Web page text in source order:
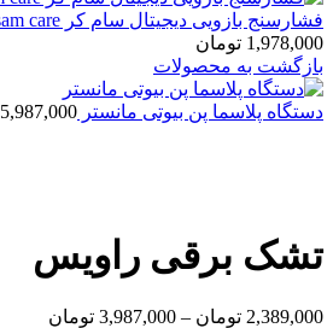
فشارسنج بازویی دیجیتال سام کر sam care مدل BP365A
1,978,000 تومان
بازگشت به محصولات
دستگاه پلاسما پن بیوتی مانستر 5,987,000
تشک برقی راویس
2,389,000 تومان –
3,987,000 تومان